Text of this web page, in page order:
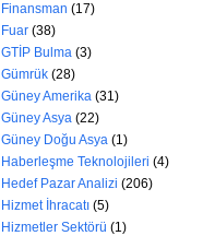
Finansman (17)
Fuar (38)
GTİP Bulma (3)
Gümrük (28)
Güney Amerika (31)
Güney Asya (22)
Güney Doğu Asya (1)
Haberleşme Teknolojileri (4)
Hedef Pazar Analizi (206)
Hizmet İhracatı (5)
Hizmetler Sektörü (1)